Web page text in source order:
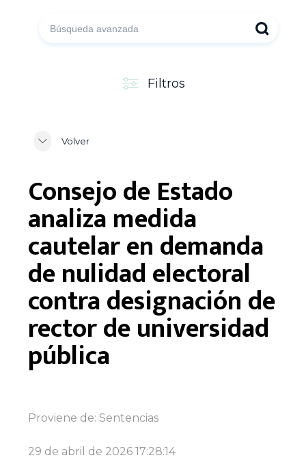
Filtros
Volver
Consejo de Estado
analiza medida
cautelar en demanda
de nulidad electoral
contra designación de
rector de universidad
pública
Proviene de: Sentencias
29 de abril de 2026 17:28:14